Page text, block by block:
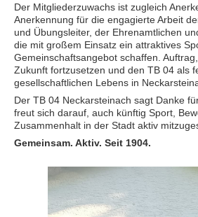
Der Mitgliederzuwachs ist zugleich
Anerkennung für die engagierte Arbeit
und Übungsleiter, der Ehrenamtlichen
die mit großem Einsatz ein attraktives
Gemeinschaftsangebot schaffen.
Zukunft fortzusetzen und den TB 04 als
gesellschaftlichen Lebens in
Der TB 04 Neckarsteinach sagt Danke
freut sich darauf, auch künftig Sport,
Zusammenhalt in der Stadt aktiv
Gemeinsam. Aktiv. Seit 1904.